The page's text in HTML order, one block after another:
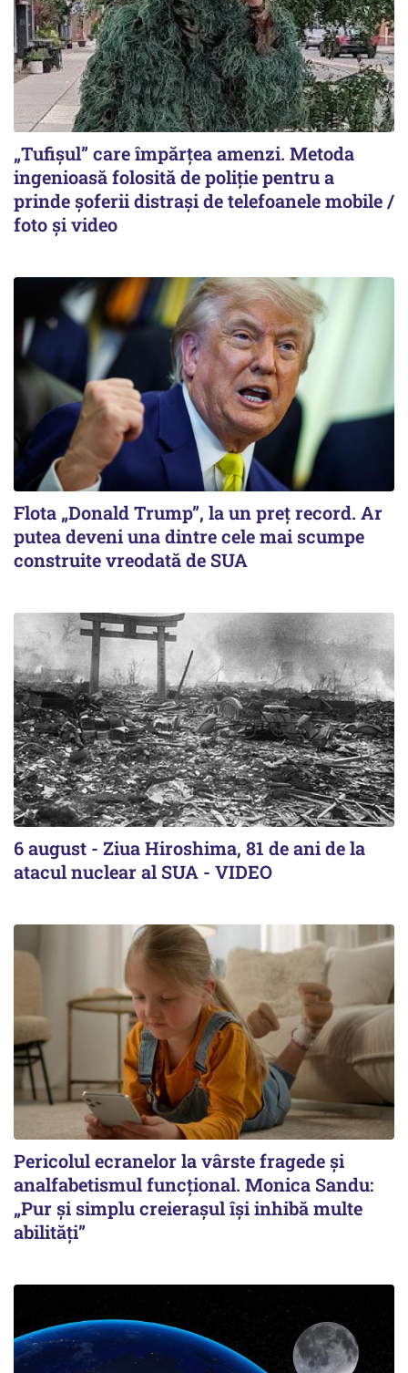
„Tufișul” care împărțea amenzi. Metoda
ingenioasă folosită de poliție pentru a
prinde șoferii distrași de telefoanele mobile /
foto și video
Flota „Donald Trump”, la un preț record. Ar
putea deveni una dintre cele mai scumpe
construite vreodată de SUA
6 august - Ziua Hiroshima, 81 de ani de la
atacul nuclear al SUA - VIDEO
Pericolul ecranelor la vârste fragede și
analfabetismul funcțional. Monica Sandu:
„Pur și simplu creierașul își inhibă multe
abilități”